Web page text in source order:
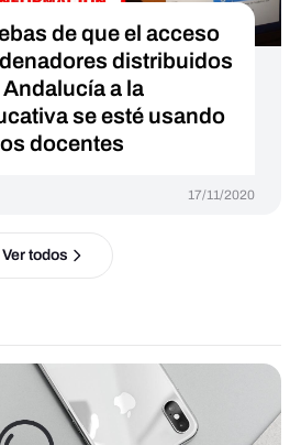
de que el acceso
distribuidos
a la
se esté usando
docentes
17/11/2020
Ver todos